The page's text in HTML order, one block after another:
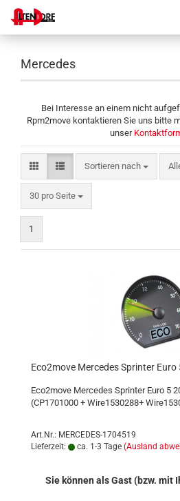
Mercedes
Bei Interesse an einem nicht
Rpm2move kontaktieren Sie uns bitte
unser
Sortieren nach
Sortieren nach
30 pro Seite
pro Seite
1
Eco2move Mercedes Sprinter
Eco2move Mercedes Sprinter Euro 5
(CP1701000 + Wire1530288+
Art.Nr.: MERCEDES-1704519
Lieferzeit:
ca. 1-3 Tage (Ausland
Sie können als Gast (bzw. mit